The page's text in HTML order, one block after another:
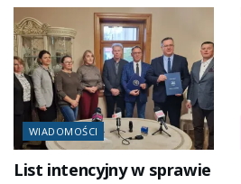
WIADOMOŚCI
List intencyjny w sprawie